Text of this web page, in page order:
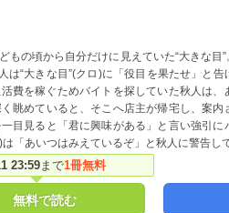
もの頃から自分だけに見えていた“大きな目
は“大きな目”(クロ)に「役目を果たせ」と
費を稼ぐためバイトを探していた秋人は、
眺めていると、そこへ店主が帰宅し、案
目見ると「君に興味がある」と言い強引に
)は「あいつはみえているぞ」と秋人に警告
23:59まで1冊無料
無料で読む